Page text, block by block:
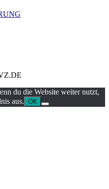
du die Website weiter nutzt,
aus. OK